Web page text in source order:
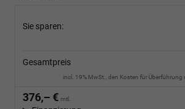
Sie sparen:
Gesamtpreis
incl. 19% MwSt., den Kosten für
376,– € mtl.